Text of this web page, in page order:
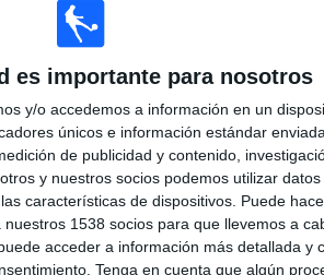
es importante para nosotros
y/o accedemos a información en un
únicos e información estándar
de publicidad y contenido,
y nuestros socios podemos utilizar
características de dispositivos. Puede
1538 socios para que llevemos a
acceder a información más detallada y
Tenga en cuenta que algún
ESPAÑA
y dónde se televisan los partidos deFútboldel